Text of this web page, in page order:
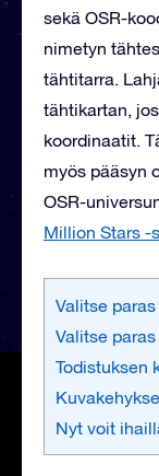
sekä OSR-
nimetyn
tähtitarra.
tähtikartan,
koordinaatit.
myös pääsyn
OSR-
Million Stars -
Valitse
Valitse
Todistuksen
Nyt voit